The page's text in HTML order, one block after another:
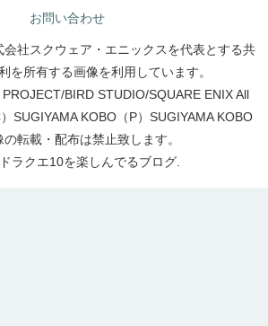
お問い合わせ
会社スクウェア・エニックスを代表とする共
を所有する画像を利用しています。
PROJECT/BIRD STUDIO/SQUARE ENIX All
SUGIYAMA KOBO（P）SUGIYAMA KOBO
の転載・配布は禁止致します。
ラクエ10を楽しんでるブログ.